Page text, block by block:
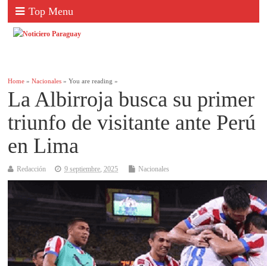
Top Menu
Home »Nacionales » You are reading »
La Albirroja busca su primer
triunfo de visitante ante Perú
en Lima
Redacción 9 septiembre, 2025 Nacionales